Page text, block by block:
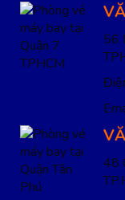
56
48